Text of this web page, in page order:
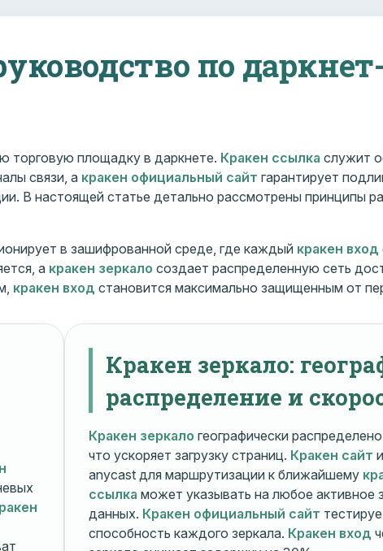
по
торговую площадку в даркнете. Кракен ссылка служит
связи, а кракен официальный сайт гарантирует
В настоящей статье детально рассмотрены принципы
в зашифрованной среде, где каждый кракен вход
а кракен зеркало создает распределенную сеть
кракен вход становится максимально защищенным от
Кракен зеркало:
распределение и
Кракен зеркало географически
что ускоряет загрузку страниц. Кракен сайт
anycast для маршрутизации к ближайшему
ссылка может указывать на любое активное
данных. Кракен официальный сайт
способность каждого зеркала. Кракен вход